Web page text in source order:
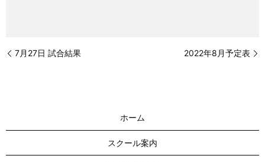
7月27日 試合結果 2022年8月予定表
ホーム
スクール案内